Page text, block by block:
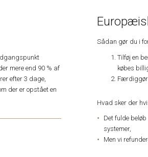
mere end 90 % af
efter 3 dage,
der er opstået en
Sådan gør du i
Tilføj en
købes
Færdiggør
Hvad sker der
Det fulde
systemer,
Men vi